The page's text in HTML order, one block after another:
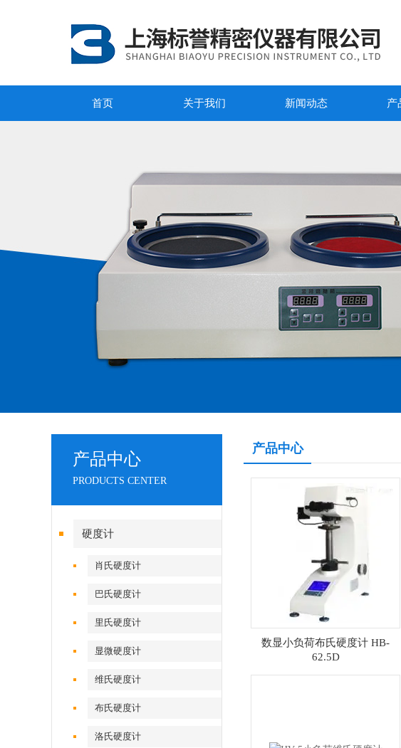
首页 关于我们 新闻动态 产
产品中心
PRODUCTS CENTER
硬度计
肖氏硬度计
巴氏硬度计
里氏硬度计
显微硬度计
维氏硬度计
布氏硬度计
洛氏硬度计
产品中心
数显小负荷布氏硬度计 HB-
62.5D